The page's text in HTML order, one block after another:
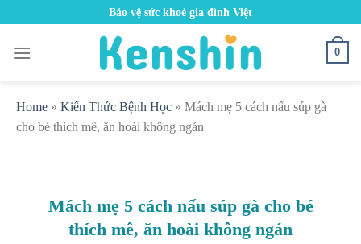
content
Bảo vệ sức khoẻ gia đình Việt
0
Home » Kiến Thức Bệnh Học » Mách mẹ 5 cách nấu súp gà
cho bé thích mê, ăn hoài không ngán
Mách mẹ 5 cách nấu súp gà cho bé
thích mê, ăn hoài không ngán